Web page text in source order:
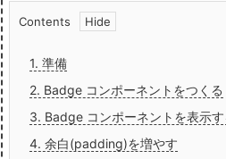
Contents
1. 準備
2. Badge コンポーネントをつくる
3. Badge コンポーネントを表示す
4. 余白(padding)を増やす